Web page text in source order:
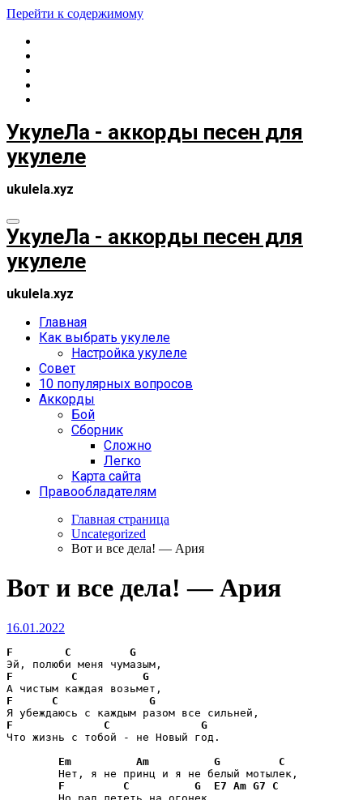
Перейти к содержимому
УкулеЛа - аккорды песен для
укулеле
ukulela.xyz
УкулеЛа - аккорды песен для
укулеле
ukulela.xyz
Главная
Как выбрать укулеле
Настройка укулеле
Совет
10 популярных вопросов
Аккорды
Бой
Сборник
Сложно
Легко
Карта сайта
Правообладателям
Главная страница
Uncategorized
Вот и все дела! — Ария
Вот и все дела! — Ария
16.01.2022
F C
G
F
C
G
F
C
G
F
C
G
Что жизнь с тобой - не Новый год.
Em
Am G
C
F
C G E7 Am G7
C